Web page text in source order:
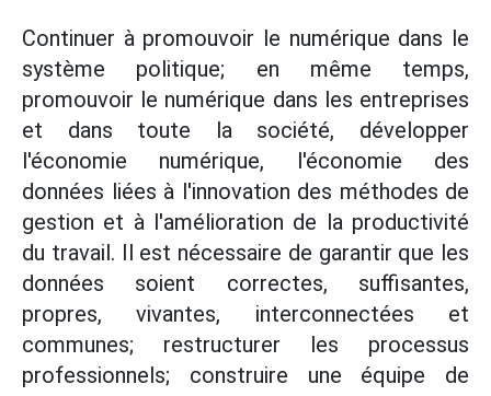
Continuer à promouvoir le numérique dans le
système politique; en même temps,
promouvoir le numérique dans les entreprises
et dans toute la société, développer
l'économie numérique, l'économie des
données liées à l'innovation des méthodes de
gestion et à l'amélioration de la productivité
du travail. Il est nécessaire de garantir que les
données soient correctes, suffisantes,
propres, vivantes, interconnectées et
communes; restructurer les processus
professionnels; construire une équipe de